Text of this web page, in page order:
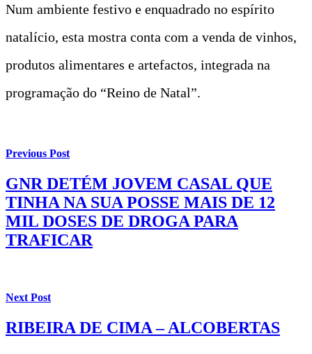
Num ambiente festivo e enquadrado no espírito
natalício, esta mostra conta com a venda de vinhos,
produtos alimentares e artefactos, integrada na
programação do “Reino de Natal”.
Previous Post
GNR DETÉM JOVEM CASAL QUE
TINHA NA SUA POSSE MAIS DE 12
MIL DOSES DE DROGA PARA
TRAFICAR
Next Post
RIBEIRA DE CIMA – ALCOBERTAS